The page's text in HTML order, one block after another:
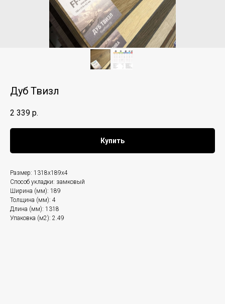
Дуб Твизл
2 339 р.
Купить
Размер: 1318x189x4
Способ укладки: замковый
Ширина (мм): 189
Толщина (мм): 4
Длина (мм): 1318
Упаковка (м2): 2.49